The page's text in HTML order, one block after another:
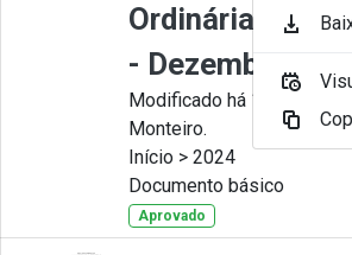
Ordinária nº
- Dezembro
Modificado há 11 Meses
Monteiro.
Início > 2024
Documento básico
Aprovado